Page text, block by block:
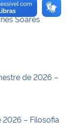
Soares
de 2026 –
– Filosofia